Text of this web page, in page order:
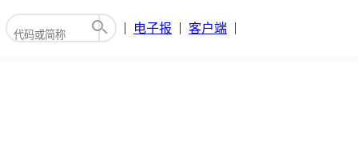
电子报 客户端